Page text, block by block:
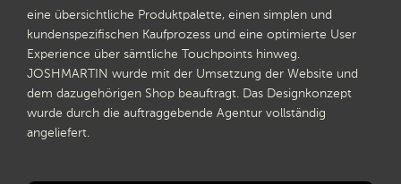
eine übersichtliche Produktpalette, einen simplen und
kundenspezifischen Kaufprozess und eine optimierte User
Experience über sämtliche Touchpoints hinweg.
JOSHMARTIN wurde mit der Umsetzung der Website und
dem dazugehörigen Shop beauftragt. Das Designkonzept
wurde durch die auftraggebende Agentur vollständig
angeliefert.